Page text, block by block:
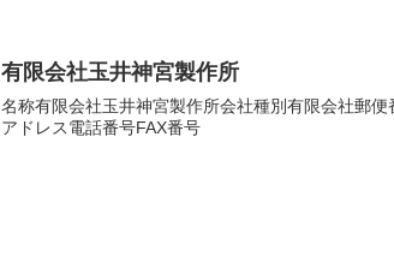
有限会社玉井神宮製作所
名称有限会社玉井神宮製作所会社種別有限会社郵
アドレス電話番号FAX番号